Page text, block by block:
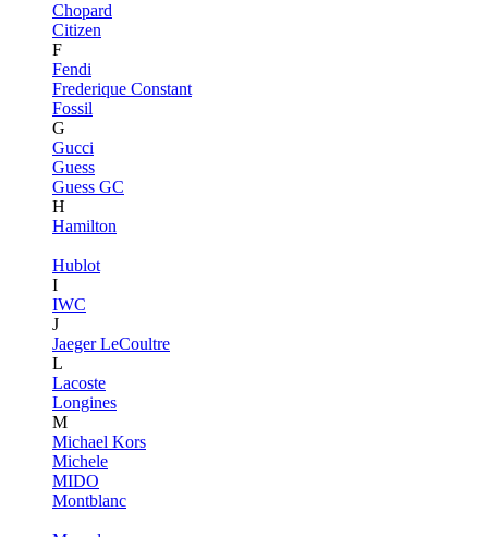
Chopard
Citizen
F
Fendi
Frederique Constant
Fossil
G
Gucci
Guess
Guess GC
H
Hamilton
Hublot
I
IWC
J
Jaeger LeCoultre
L
Lacoste
Longines
M
Michael Kors
Michele
MIDO
Montblanc